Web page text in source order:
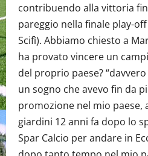
contribuendo alla vittoria
pareggio nella finale play-off
Scifì). Abbiamo chiesto a
ha provato vincere un
del proprio paese?
un sogno che avevo fin da
promozione nel mio paese,
giardini 12 anni fa dopo lo
Spar Calcio per andare in